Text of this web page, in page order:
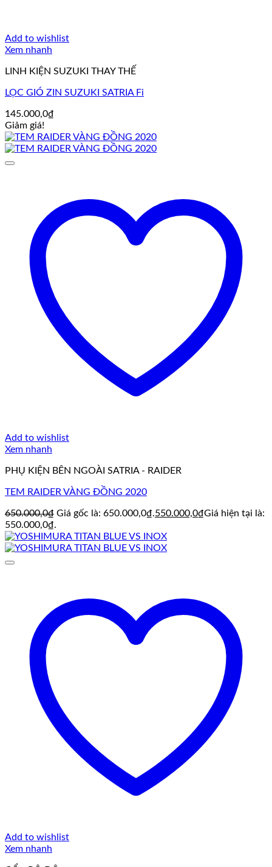
Add to wishlist
Xem nhanh
LINH KIỆN SUZUKI THAY THẾ
LỌC GIÓ ZIN SUZUKI SATRIA Fi
145.000,0₫
Giảm giá!
Add to wishlist
Xem nhanh
PHỤ KIỆN BÊN NGOÀI SATRIA - RAIDER
TEM RAIDER VÀNG ĐỒNG 2020
650.000,0₫ Giá gốc là: 650.000,0₫.550.000,0₫Giá hiện tại là:
550.000,0₫.
Add to wishlist
Xem nhanh